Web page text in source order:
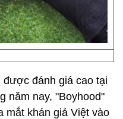
đánh giá cao tại
năm nay, "Boyhood"
mắt khán giả Việt vào